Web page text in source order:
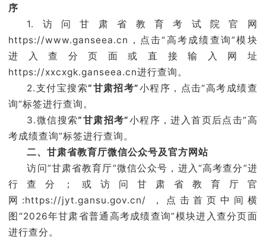
序
1.访问甘肃省教育考试院官网
https://www.ganseea.cn ，点击“高考成绩查询”模块
进入查分页面或直接输入网址
https://xxcxgk.ganseea.cn进行查询。
2.支付宝搜索“甘肃招考”小程序，点击“高考成绩查
询”标签进行查询。
3.微信搜索“甘肃招考”小程序，进入首页后点击“高
考成绩查询”标签进行查询。
二、甘肃省教育厅微信公众号及官方网站
访问”甘肃省教育厅”微信公众号，进入“高考查分”进
行查分；或访问甘肃省教育厅官
网:https://jyt.gansu.gov.cn/
，点击首页中间横
图“2026年甘肃省普通高考成绩查询”模块进入查分页面
进行查分。